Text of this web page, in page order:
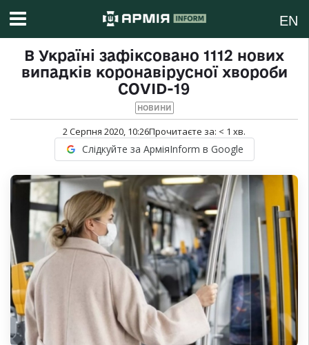
EN
В Україні зафіксовано 1112 нових
випадків коронавірусної хвороби
COVID-19
НОВИНИ
2 Серпня 2020, 10:26Прочитаєте за: < 1 хв.
Слідкуйте за АрміяInform в Google